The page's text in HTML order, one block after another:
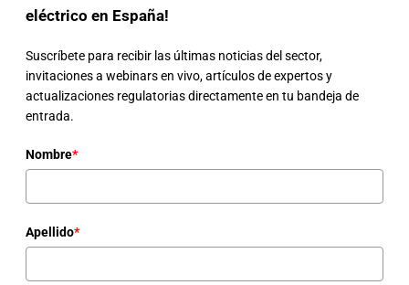
eléctrico en España!
Suscríbete para recibir las últimas noticias del sector,
invitaciones a webinars en vivo, artículos de expertos y
actualizaciones regulatorias directamente en tu bandeja de
entrada.
Nombre*
Apellido*